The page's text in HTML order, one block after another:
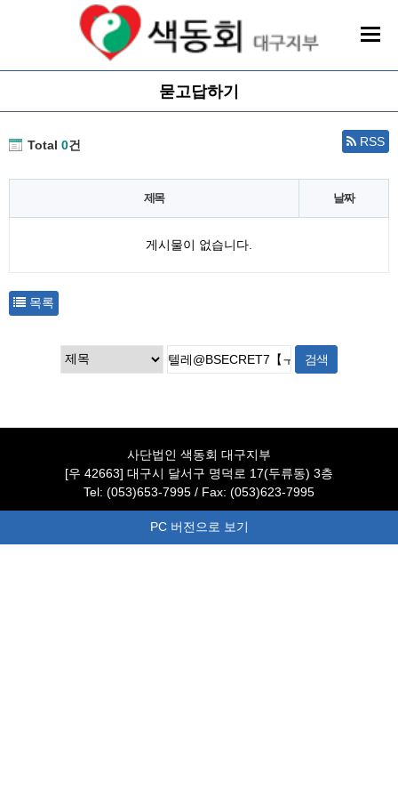
묻고답하기
Total 0건 RSS
제목 날짜
게시물이 없습니다.
목록
사단법인 색동회 대구지부
[우 42663] 대구시 달서구 명덕로 17(두류동) 3층
Tel: (053)653-7995 / Fax: (053)623-7995
PC 버전으로 보기